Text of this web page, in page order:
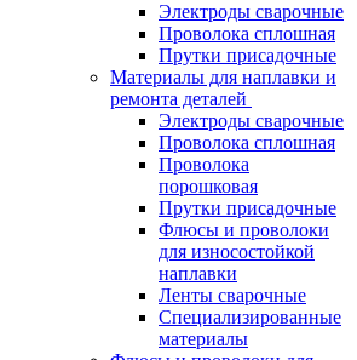
Электроды сварочные
Проволока сплошная
Прутки присадочные
Материалы для наплавки и
ремонта деталей
Электроды сварочные
Проволока сплошная
Проволока
порошковая
Прутки присадочные
Флюсы и проволоки
для износостойкой
наплавки
Ленты сварочные
Специализированные
материалы